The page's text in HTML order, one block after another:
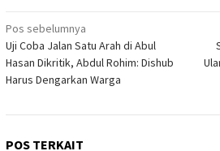
Navigasi
pos
Pos sebelumnya
Uji Coba Jalan Satu Arah di Abul
Hasan Dikritik, Abdul Rohim: Dishub
Harus Dengarkan Warga
POS TERKAIT